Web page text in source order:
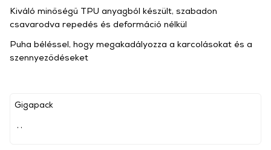
Gigapack
Kiváló minőségű TPU anyagból készült, szabadon
csavarodva repedés és deformáció nélkül
Puha béléssel, hogy megakadályozza a karcolásokat és a
szennyeződéseket